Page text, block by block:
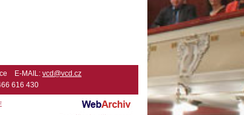
E-MAIL: vcd@vcd.cz
616 430